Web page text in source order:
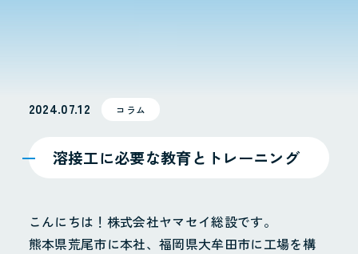
2024.07.12 コラム
溶接工に必要な教育とトレーニング
こんにちは！株式会社ヤマセイ総設です。
熊本県荒尾市に本社、福岡県大牟田市に工場を構